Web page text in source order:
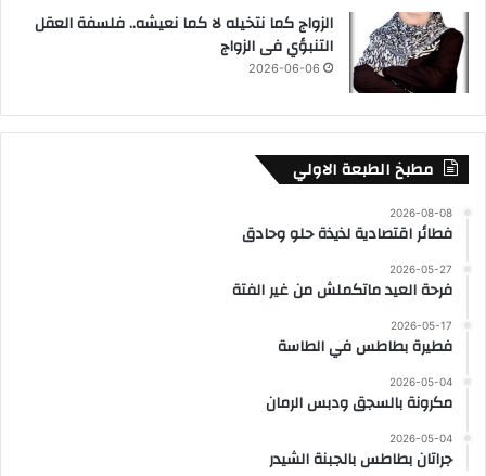
الزواج كما نتخيله لا كما نعيشه.. فلسفة العقل
التنبؤي فى الزواج
2026-06-06
مطبخ الطبعة الاولي
2026-08-08
فطائر اقتصادية لذيذة حلو وحادق
2026-05-27
فرحة العيد ماتكملش من غير الفتة
2026-05-17
فطيرة بطاطس في الطاسة
2026-05-04
مكرونة بالسجق ودبس الرمان
2026-05-04
جراتان بطاطس بالجبنة الشيدر